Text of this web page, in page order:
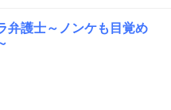
弁護士～ノンケも目覚め